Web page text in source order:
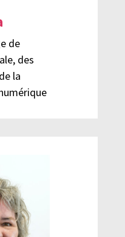
de
des
la